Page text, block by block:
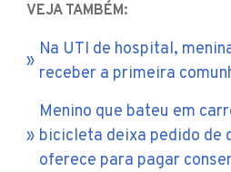
VEJA TAMBÉM:
Na UTI de hospital,
receber a primeira
Menino que bateu em
bicicleta deixa pedido de
oferece para pagar